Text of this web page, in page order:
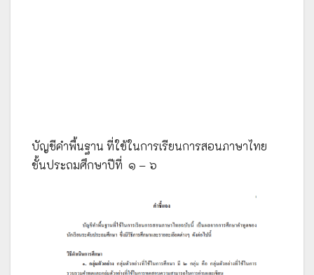
บัญชีคำพื้นฐาน ที่ใช้ในการเรียนการสอนภาษาไทย
ชั้นประถมศึกษาปีที่ ๑ – ๖